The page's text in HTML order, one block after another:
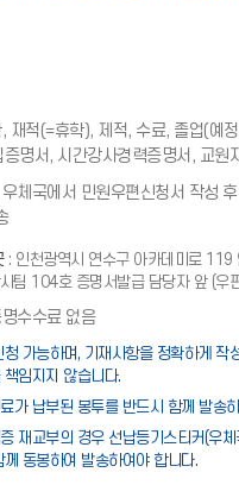
재적(=휴학), 제적, 수료, 졸업(예
증명서, 시간강사경력증명서, 교원
우체국에서 민원우편신청서 작성
: 인천광역시 연수구 아카데미로 119
팀 104호 증명서발급 담당자 앞 (우
수수료 없음
청 가능하며, 기재사항을 정확하게 작
책임지지 않습니다.
가 납부된 봉투를 반드시 함께 발송
재교부의 경우 선납등기스티커(우
께 동봉하여 발송하여야 합니다.